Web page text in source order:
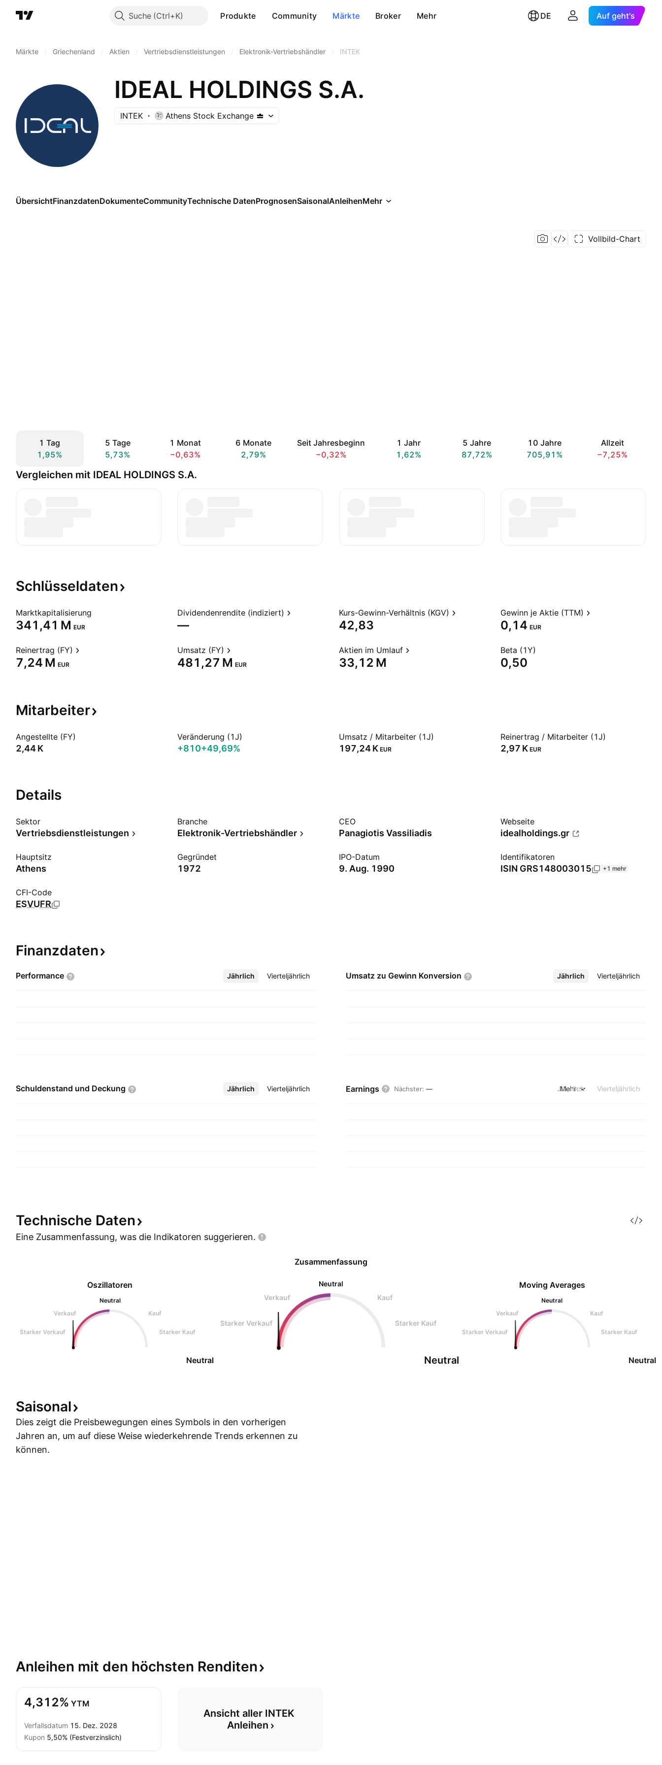
Suche Produkte Community Märkte Broker Mehr DE Auf geht's
Märkte Griechenland Aktien Vertriebsdienstleistungen Elektronik-Vertriebshändler INTEK
IDEAL HOLDINGS S.A.
INTEK Athens Stock Exchange
ÜbersichtFinanzdatenDokumenteCommunityTechnische DatenPrognosenSaisonalAnleihenMehr
Vollbild-Chart
1 Tag
1,95%
5 Tage
5,73%
1 Monat
−0,63%
6 Monate
2,79%
Seit Jahresbeginn
−0,32%
1 Jahr
1,62%
5 Jahre
87,72%
10 Jahre
705,91%
Allzeit
−7,25%
Vergleichen mit IDEAL HOLDINGS S.A.
Schlüsseldaten
Marktkapitalisierung
‪341,41 M‬ EUR
Dividendenrendite (indiziert)
—
Kurs-Gewinn-Verhältnis (KGV)
42,83
Gewinn je Aktie (TTM)
0,14 EUR
Reinertrag (FY)
‪7,24 M‬ EUR
Umsatz (FY)
‪481,27 M‬ EUR
Aktien im Umlauf
‪33,12 M‬
Beta (1Y)
0,50
Mitarbeiter
Angestellte (FY)
‪2,44 K‬
Veränderung (1J)
+810+49,69%
Umsatz / Mitarbeiter (1J)
‪197,24 K‬ EUR
Reinertrag / Mitarbeiter (1J)
‪2,97 K‬ EUR
Details
Sektor
Vertriebsdienstleistungen
Branche
Elektronik-Vertriebshändler
CEO
Panagiotis Vassiliadis
Webseite
idealholdings.gr
Hauptsitz
Athens
Gegründet
1972
IPO-Datum
9. Aug. 1990
Identifikatoren
ISIN GRS148003015 +1 mehr
CFI-Code
ESVUFR
Finanzdaten
Performance Jährlich Vierteljährlich
Mehr Umsatz zu Gewinn Konversion Jährlich Vierteljährlich
Mehr
Schuldenstand und Deckung Jährlich Vierteljährlich
Mehr Earnings Nächster: — Jährlich Vierteljährlich
Mehr
Technische Daten
Eine Zusammenfassung, was die Indikatoren suggerieren.
Oszillatoren
Neutral
Verkauf
Kauf
Starker Verkauf Starker Kauf
Neutral
Zusammenfassung
Neutral
Verkauf
Kauf
Starker Verkauf Starker Kauf
Neutral
Moving Averages
Neutral
Verkauf
Kauf
Starker Verkauf Starker Kauf
Neutral
Saisonal
Dies zeigt die Preisbewegungen eines Symbols in den vorherigen
Jahren an, um auf diese Weise wiederkehrende Trends erkennen zu
können.
Anleihen mit den höchsten Renditen
4,312% YTM
Verfallsdatum 15. Dez. 2028
Kupon 5,50% (Festverzinslich)
Ansicht aller INTEK
Anleihen